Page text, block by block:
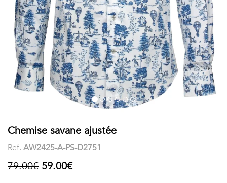
Col
Stand-
up
Voir
LES
IMPRIMÉES
Faune
courtes
POLOS
FEMME
Imprimés
Chaussettes
Boxers
Accessoires
Chemise savane ajustée
Ref. AW2425-A-PS-D2751
79.00€ 59.00€